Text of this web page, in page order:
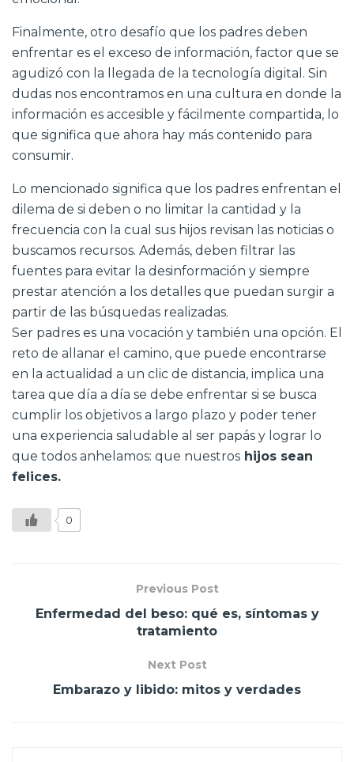
Finalmente, otro desafío que los padres deben
enfrentar es el exceso de información, factor que se
agudizó con la llegada de la tecnología digital. Sin
dudas nos encontramos en una cultura en donde la
información es accesible y fácilmente compartida, lo
que significa que ahora hay más contenido para
consumir.
Lo mencionado significa que los padres enfrentan el
dilema de si deben o no limitar la cantidad y la
frecuencia con la cual sus hijos revisan las noticias o
buscamos recursos. Además, deben filtrar las
fuentes para evitar la desinformación y siempre
prestar atención a los detalles que puedan surgir a
partir de las búsquedas realizadas.
Ser padres es una vocación y también una opción. El
reto de allanar el camino, que puede encontrarse
en la actualidad a un clic de distancia, implica una
tarea que día a día se debe enfrentar si se busca
cumplir los objetivos a largo plazo y poder tener
una experiencia saludable al ser papás y lograr lo
que todos anhelamos: que nuestros hijos sean
felices.
0
Previous Post
Enfermedad del beso: qué es, síntomas y
tratamiento
Next Post
Embarazo y libido: mitos y verdades